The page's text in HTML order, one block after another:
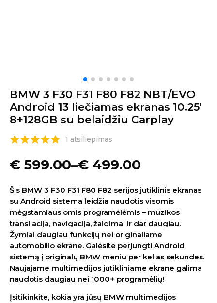
BMW 3 F30 F31 F80 F82 NBT/EVO
Android 13 liečiamas ekranas 10.25′
8+128GB su belaidžiu Carplay
1 atsiliepimas
€ 499.00
–
€ 599.00
Šis BMW 3 F30 F31 F80 F82 serijos jutiklinis ekranas
su Android sistema leidžia naudotis visomis
mėgstamiausiomis programėlėmis – muzikos
transliacija, navigacija, žaidimai ir dar daugiau.
Žymiai daugiau funkcijų nei originaliame
automobilio ekrane. Galėsite perjungti Android
sistemą į originalų BMW meniu per kelias sekundes.
Naujajame multimedijos jutikliniame ekrane galima
naudotis daugiau nei 1000+ programėlių!
Įsitikinkite, kokia yra jūsų BMW multimedijos